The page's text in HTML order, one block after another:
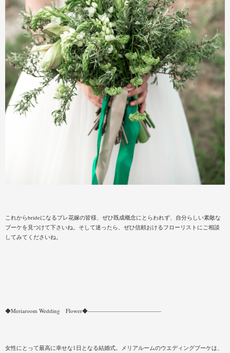
これからbrideになるプレ花嫁の皆様、ぜひ既成概念にとらわれず、自分らしい素敵な
ブーケを見つけて下さいね。そして迷ったら、ぜひ信頼おけるフローリストにご相談
してみてくださいね。
◆Meriaroom Wedding Flower◆—————————————
女性にとって最高に幸せな1日となる結婚式。メリアルームのウエディングブーケは、